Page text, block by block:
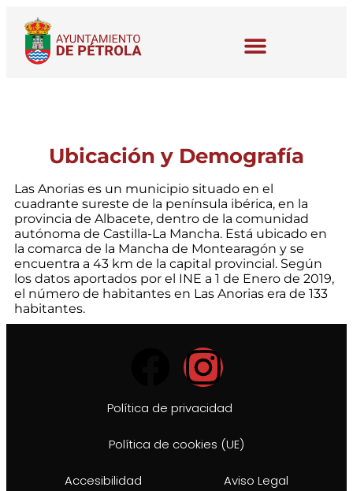
Ubicación y Demografía
Las Anorias es un municipio situado en el
cuadrante sureste de la península ibérica, en la
provincia de Albacete, dentro de la comunidad
autónoma de Castilla-La Mancha. Está ubicado en
la comarca de la Mancha de Montearagón y se
encuentra a 43 km de la capital provincial. Según
los datos aportados por el INE a 1 de Enero de 2019,
el número de habitantes en Las Anorias era de 133
habitantes.
Política de privacidad
Política de cookies (UE)
Accesibilidad Aviso Legal